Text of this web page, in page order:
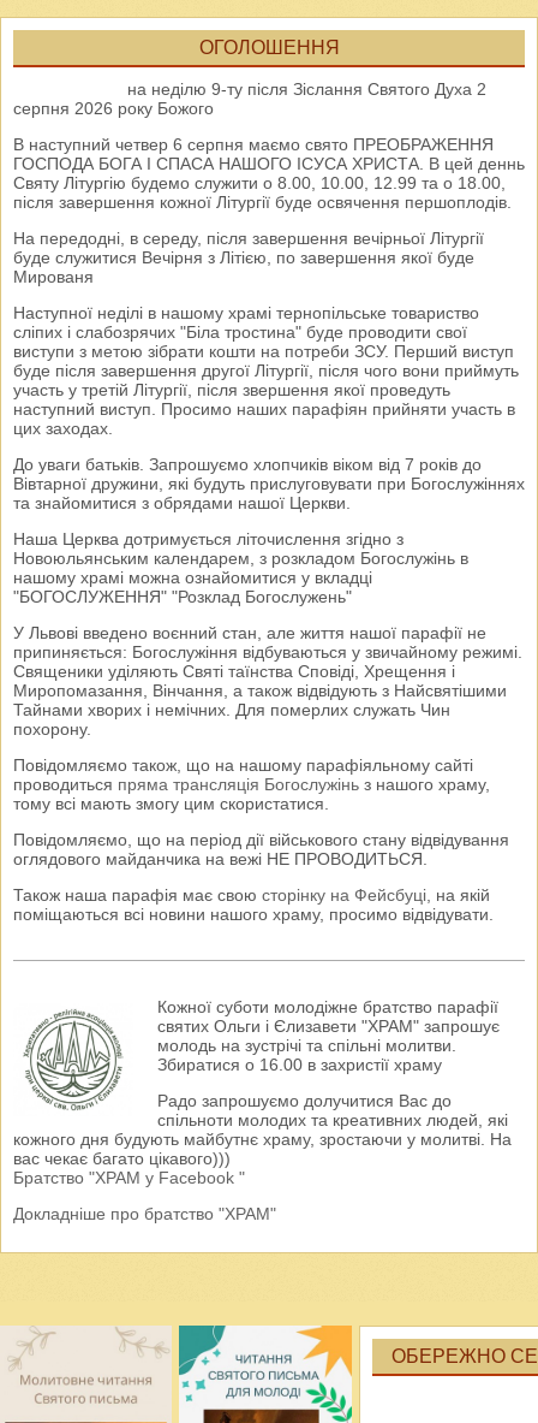
ОГОЛОШЕННЯ
на неділю 9-ту після Зіслання Святого Духа 2
серпня 2026 року Божого
В наступний четвер 6 серпня маємо свято ПРЕОБРАЖЕННЯ
ГОСПОДА БОГА І СПАСА НАШОГО ІСУСА ХРИСТА. В цей деннь
Святу Літургію будемо служити о 8.00, 10.00, 12.99 та о 18.00,
після завершення кожної Літургії буде освячення першоплодів.
На передодні, в середу, після завершення вечірньої Літургії
буде служитися Вечірня з Літією, по завершення якої буде
Мированя
Наступної неділі в нашому храмі тернопільське товариство
сліпих і слабозрячих "Біла тростина" буде проводити свої
виступи з метою зібрати кошти на потреби ЗСУ. Перший виступ
буде після завершення другої Літургії, після чого вони приймуть
участь у третій Літургії, після звершення якої проведуть
наступний виступ. Просимо наших парафіян прийняти участь в
цих заходах.
До уваги батьків. Запрошуємо хлопчиків віком від 7 років до
Вівтарної дружини, які будуть прислуговувати при Богослужіннях
та знайомитися з обрядами нашої Церкви.
Наша Церква дотримується літочислення згідно з
Новоюльянським календарем, з розкладом Богослужінь в
нашому храмі можна ознайомитися у вкладці
"БОГОСЛУЖЕННЯ" "Розклад Богослужень"
У Львові введено воєнний стан, але життя нашої парафії не
припиняється: Богослужіння відбуваються у звичайному режимі.
Священики уділяють Святі таїнства Сповіді, Хрещення і
Миропомазання, Вінчання, а також відвідують з Найсвятішими
Тайнами хворих і немічних. Для померлих служать Чин
похорону.
Повідомляємо також, що на нашому парафіяльному сайті
проводиться пряма трансляція Богослужінь з нашого храму,
тому всі мають змогу цим скористатися.
Повідомляємо, що на період дії військового стану відвідування
оглядового майданчика на вежі НЕ ПРОВОДИТЬСЯ.
Також наша парафія має свою сторінку на Фейсбуці, на якій
поміщаються всі новини нашого храму, просимо відвідувати.
Кожної суботи молодіжне братство парафії
святих Ольги і Єлизавети "ХРАМ" запрошує
молодь на зустрічі та спільні молитви.
Збиратися о 16.00 в захристії храму
Радо запрошуємо долучитися Вас до
спільноти молодих та креативних людей, які
кожного дня будують майбутнє храму, зростаючи у молитві. На
вас чекає багато цікавого)))
Братство "ХРАМ у Facebook "
Докладніше про братство "ХРАМ"
ОБЕРЕЖНО